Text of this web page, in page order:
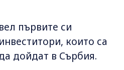
първите си
които са
дойдат в Сърбия.